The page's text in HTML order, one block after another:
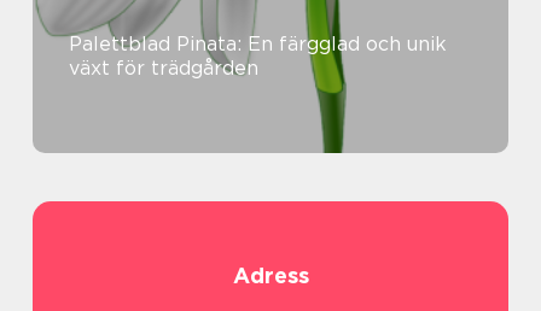
Palettblad Pinata: En färgglad och unik
växt för trädgården
Adress